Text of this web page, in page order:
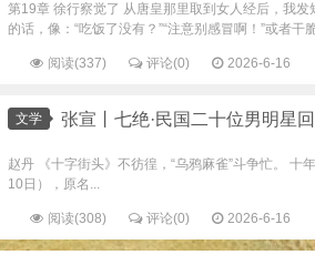
第19章 徐行察觉了 从唐皇那里取到女人经后，我
的话，像：“吃饭了没有？”“注意别感冒啊！”或者
阅读(337) 评论(0) 2026-6-16
文学 张宣丨七绝·民国二十位男明星回
赵丹 《十字街头》不彷徨，“乌鸦麻雀”斗争忙。
10日），原名...
阅读(308) 评论(0) 2026-6-16